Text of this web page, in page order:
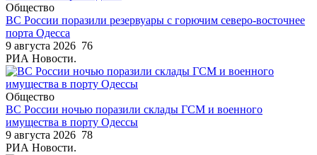
Общество
ВС России поразили резервуары с горючим северо-восточнее
порта Одесса
9 августа 2026 76
РИА Новости.
Общество
ВС России ночью поразили склады ГСМ и военного
имущества в порту Одессы
9 августа 2026 78
РИА Новости.